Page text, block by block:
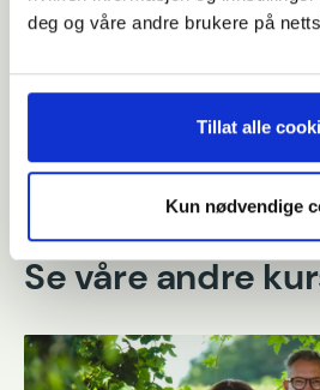
deg og våre andre brukere på
Tillat alle
Kun nødvendige
Se våre andre